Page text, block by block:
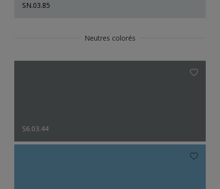
SN.03.85
Neutres colorés
S6.03.44